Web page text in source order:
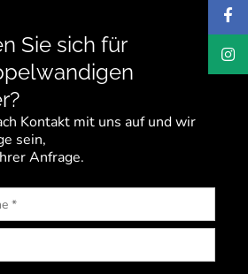
Sie sich für
Kontakt mit uns auf und wir
sein,
Anfrage.